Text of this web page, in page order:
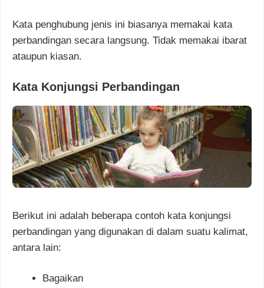
Kata penghubung jenis ini biasanya memakai kata
perbandingan secara langsung. Tidak memakai ibarat
ataupun kiasan.
Kata Konjungsi Perbandingan
Berikut ini adalah beberapa contoh kata konjungsi
perbandingan yang digunakan di dalam suatu kalimat,
antara lain:
Bagaikan